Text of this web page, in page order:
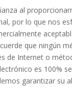
al
por lo que nos
que ningún
de Internet o
es 100%
garantizar su